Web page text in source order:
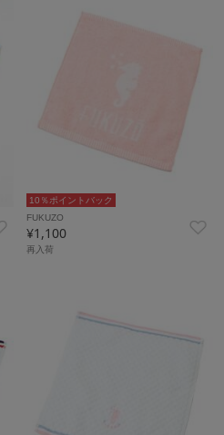
10％ポイントバック
FUKUZO
¥1,100
再入荷